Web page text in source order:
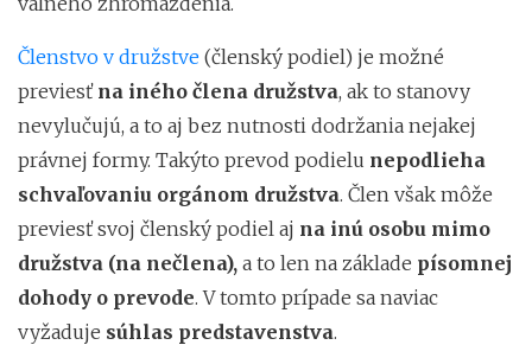
Členstvo v družstve (členský podiel) je možné
previesť na iného člena družstva, ak to stanovy
nevylučujú, a to aj bez nutnosti dodržania nejakej
právnej formy. Takýto prevod podielu nepodlieha
schvaľovaniu orgánom družstva. Člen však môže
previesť svoj členský podiel aj na inú osobu mimo
družstva (na nečlena), a to len na základe písomnej
dohody o prevode. V tomto prípade sa naviac
vyžaduje súhlas predstavenstva.